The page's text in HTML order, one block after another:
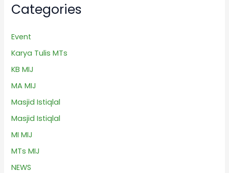
Categories
Event
Karya Tulis MTs
KB MIJ
MA MIJ
Masjid Istiqlal
Masjid Istiqlal
MI MIJ
MTs MIJ
NEWS